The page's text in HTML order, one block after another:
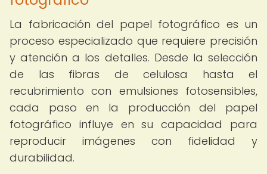
La fabricación del papel fotográfico es un
proceso especializado que requiere precisión
y atención a los detalles. Desde la selección
de las fibras de celulosa hasta el
recubrimiento con emulsiones fotosensibles,
cada paso en la producción del papel
fotográfico influye en su capacidad para
reproducir imágenes con fidelidad y
durabilidad.